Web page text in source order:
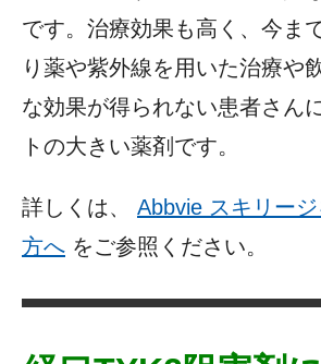
です。治療効果も高く、今ま
り薬や紫外線を用いた治療や
な効果が得られない患者さん
トの大きい薬剤です。
詳しくは、 Abbvie スキリー
方へ をご参照ください。